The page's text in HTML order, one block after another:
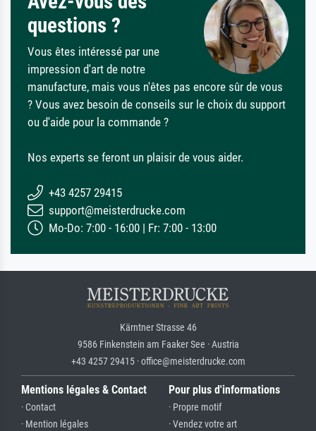
questions ?
Vous êtes intéressé par une
impression d'art de notre
manufacture, mais vous n'êtes pas encore sûr de vous
? Vous avez besoin de conseils sur le choix du support
ou d'aide pour la commande ?
Nos experts se feront un plaisir de vous aider.
+43 4257 29415
support@meisterdrucke.com
Mo-Do: 7:00 - 16:00 | Fr: 7:00 - 13:00
Kärntner Strasse 46
9586 Finkenstein am Faaker See · Austria
+43 4257 29415 · office@meisterdrucke.com
Mentions légales & Contact
· Contact
· Mention légales
Pour plus d'informations
· Propre motif
· Vendez votre art